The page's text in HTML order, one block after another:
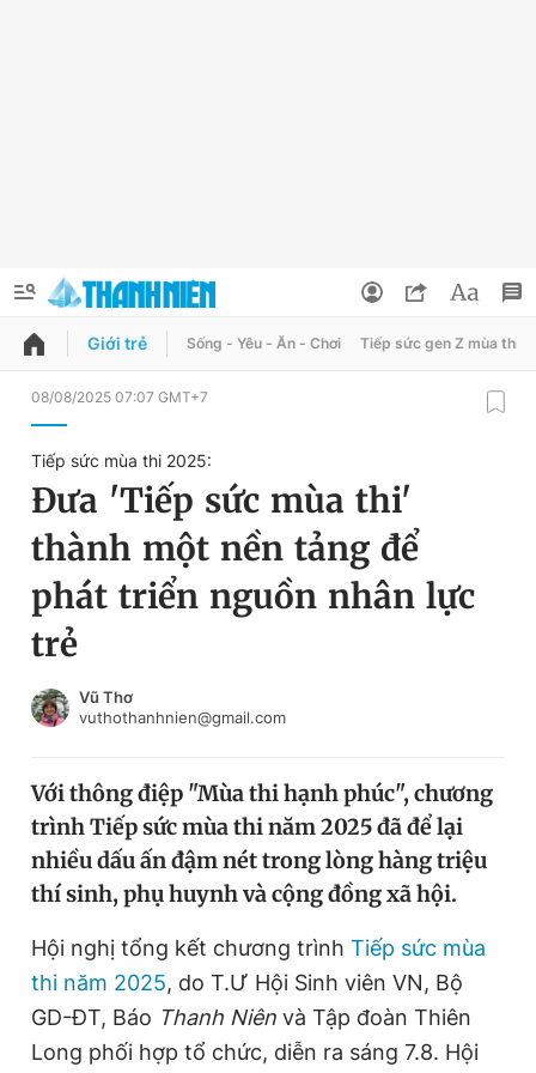
QUẢNG CÁO
Chuyên mục
Chào ngày mới
Tin thị trường
Sản phẩm khác
Tiện ích Bạn cần biết
Thông tin tòa soạn Liên hệ quảng cáo
Đổi mật khẩu
Tin đã lưu
Tin đã xem
Đăng xuất
Giới trẻ Sống - Yêu - Ăn - Chơi Tiếp sức gen Z mùa thi
08/08/2025 07:07 GMT+7
Tiếp sức mùa thi 2025:
Đưa 'Tiếp sức mùa thi'
thành một nền tảng để
phát triển nguồn nhân lực
trẻ
Vũ Thơ
vuthothanhnien@gmail.com
Với thông điệp "Mùa thi hạnh phúc", chương
trình Tiếp sức mùa thi năm 2025 đã để lại
nhiều dấu ấn đậm nét trong lòng hàng triệu
thí sinh, phụ huynh và cộng đồng xã hội.
Hội nghị tổng kết chương trình Tiếp sức mùa
thi năm 2025, do T.Ư Hội Sinh viên VN, Bộ
GD-ĐT, Báo Thanh Niên và Tập đoàn Thiên
Long phối hợp tổ chức, diễn ra sáng 7.8. Hội